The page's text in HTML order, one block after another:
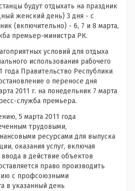
будут отдыхать на праздник
женский день) 3 дня - с
(включительно) - 6, 7 и 8 марта,
премьер-министра РК.
условий для отдыха
использования рабочего
года Правительство Республики
о переносе дня
2011 г. на понедельник 7 марта
служба премьера.
5 марта 2011 года
трудовыми,
ресурсами для выпуска
оказания услуг, включая
в действие объектов
право производить
с профсоюзными
в указанный день